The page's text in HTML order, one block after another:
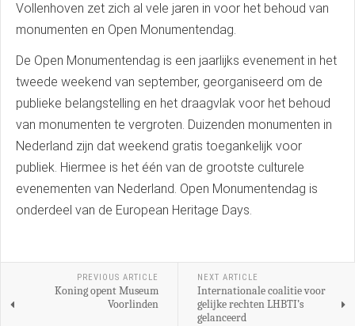
Vollenhoven zet zich al vele jaren in voor het behoud van
monumenten en Open Monumentendag.
De Open Monumentendag is een jaarlijks evenement in het
tweede weekend van september, georganiseerd om de
publieke belangstelling en het draagvlak voor het behoud
van monumenten te vergroten. Duizenden monumenten in
Nederland zijn dat weekend gratis toegankelijk voor
publiek. Hiermee is het één van de grootste culturele
evenementen van Nederland. Open Monumentendag is
onderdeel van de European Heritage Days.
PREVIOUS ARTICLE
Koning opent Museum
Voorlinden
NEXT ARTICLE
Internationale coalitie voor
gelijke rechten LHBTI’s
gelanceerd